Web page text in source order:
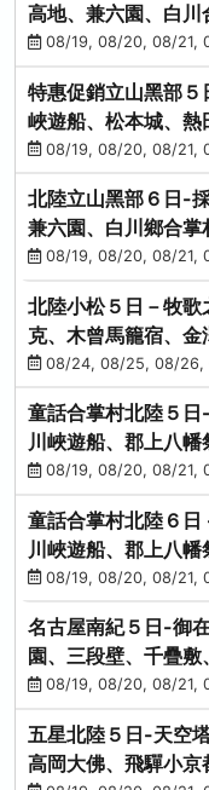
高地、兼六園、白川
雙溫泉
08/19, 08/20, 08/21,
特惠促銷立山黑部
峽遊船、松本城、
08/19, 08/20, 08/21,
北陸立山黑部６日-
兼六園、白川鄉合掌
花之里絢爛花海
08/19, 08/20, 08/21,
北陸小松５日－牧
克、木曾馬籠宿、金
白川鄉合掌村
08/24, 08/25, 08/26,
童話合掌村北陸５
川峽遊船、郡上八
松葉蟹、金箔冰淇淋
08/19, 08/20, 08/21,
童話合掌村北陸６
川峽遊船、郡上八
松葉蟹、金箔冰淇淋
08/19, 08/20, 08/21,
名古屋南紀５日-御
園、三段壁、千疊
勢龍蝦溫泉
08/19, 08/20, 08/21,
五星北陸５日-天空
高岡大佛、飛驒小京